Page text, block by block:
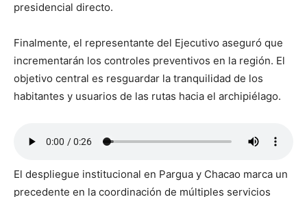
presidencial directo.
Finalmente, el representante del Ejecutivo aseguró que
incrementarán los controles preventivos en la región. El
objetivo central es resguardar la tranquilidad de los
habitantes y usuarios de las rutas hacia el archipiélago.
El despliegue institucional en Pargua y Chacao marca un
precedente en la coordinación de múltiples servicios